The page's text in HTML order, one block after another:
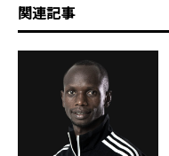
関連記事